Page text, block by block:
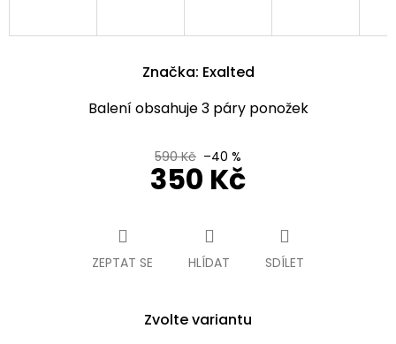
590 Kč –40 %
350 Kč
Zvolte variantu
Balení obsahuje 3 páry ponožek
ZEPTAT SE HLÍDAT SDÍLET
Značka: Exalted